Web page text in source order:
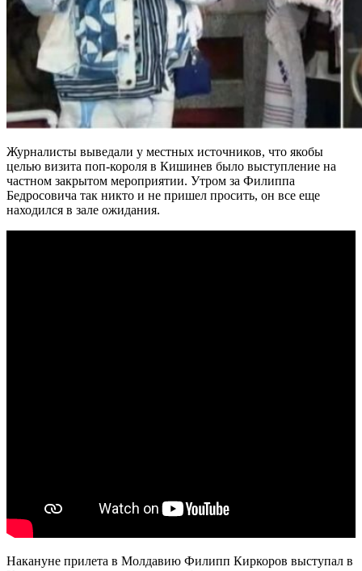
Журналисты выведали у местных источников, что якобы
целью визита поп-короля в Кишинев было выступление на
частном закрытом мероприятии. Утром за Филиппа
Бедросовича так никто и не пришел просить, он все еще
находился в зале ожидания.
Накануне прилета в Молдавию Филипп Киркоров выступал в